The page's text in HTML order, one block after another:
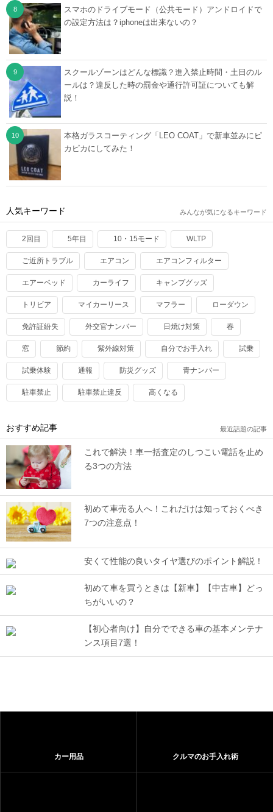
スマホのドライブモード（公共モード）アンドロイドで
の設定方法は？iphoneは出来ないの？
スクールゾーンはどんな標識？進入禁止時間・土日のル
ールは？違反した時の罰金や通行許可証についても解
説！
本格ガラスコーティング「LEO COAT」で新車並みにピ
カピカにしてみた！
人気キーワード みんなが気になるキーワード
2回目 5年目 10・15モード WLTP
ご近所トラブル エアコン エアコンフィルター
エアーベッド カーライフ キャンプグッズ
トリビア マイカーリース マフラー ローダウン
免許証紛失 外交官ナンバー 日焼け対策 春
窓 節約 紫外線対策 自分でお手入れ 試乗
試乗体験 通報 防災グッズ 青ナンバー
駐車禁止 駐車禁止違反 高くなる
おすすめ記事 最近話題の記事
これで解決！車一括査定のしつこい電話を止め
る3つの方法
初めて車売る人へ！これだけは知っておくべき
7つの注意点！
安くて性能の良いタイヤ選びのポイント解説！
初めて車を買うときは【新車】【中古車】どっ
ちがいいの？
【初心者向け】自分でできる車の基本メンテナ
ンス項目7選！
カー用品 クルマのお手入れ術